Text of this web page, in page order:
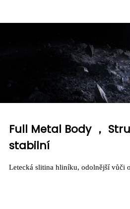
Full Metal Body ，
stabilní
Letecká slitina hliníku, odolnější vůči